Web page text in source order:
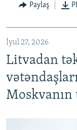
Paylaş
İyul 27, 2026
Litvadan
Moskvanın